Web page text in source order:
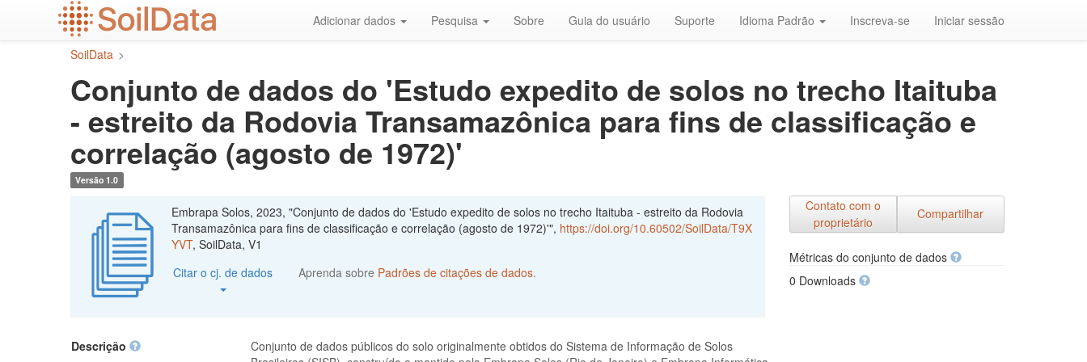
Adicionar dados Pesquisa Sobre Guia do usuário Suporte Idioma Padrão Inscreva-se Iniciar sessão
SoilData >
Conjunto de dados do 'Estudo expedito de solos no trecho Itaituba
- estreito da Rodovia Transamazônica para fins de classificação e
correlação (agosto de 1972)'
Versão 1.0
Embrapa Solos, 2023, "Conjunto de dados do 'Estudo expedito de solos no trecho Itaituba - estreito da Rodovia
Transamazônica para fins de classificação e correlação (agosto de 1972)'", https://doi.org/10.60502/SoilData/T9X
YVT, SoilData, V1
Citar o cj. de dados
Aprenda sobre Padrões de citações de dados.
Contato com o
proprietário
Compartilhar
Métricas do conjunto de dados
0 Downloads
Descrição
Conjunto de dados públicos do solo originalmente obtidos do Sistema de Informação de Solos